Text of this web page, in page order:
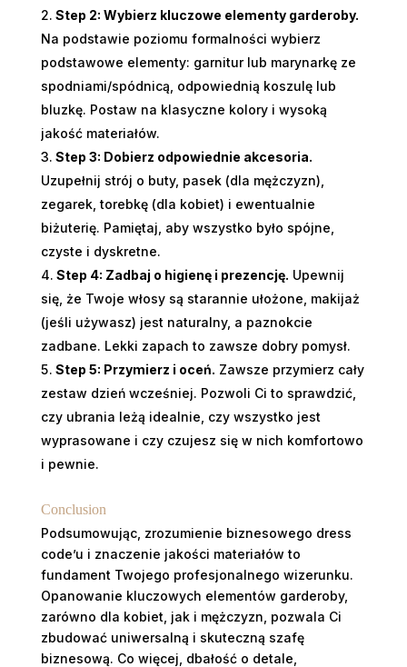
Step 2: Wybierz kluczowe elementy garderoby.
Na podstawie poziomu formalności wybierz
podstawowe elementy: garnitur lub marynarkę ze
spodniami/spódnicą, odpowiednią koszulę lub
bluzkę. Postaw na klasyczne kolory i wysoką
jakość materiałów.
Step 3: Dobierz odpowiednie akcesoria.
Uzupełnij strój o buty, pasek (dla mężczyzn),
zegarek, torebkę (dla kobiet) i ewentualnie
biżuterię. Pamiętaj, aby wszystko było spójne,
czyste i dyskretne.
Step 4: Zadbaj o higienę i prezencję. Upewnij
się, że Twoje włosy są starannie ułożone, makijaż
(jeśli używasz) jest naturalny, a paznokcie
zadbane. Lekki zapach to zawsze dobry pomysł.
Step 5: Przymierz i oceń. Zawsze przymierz cały
zestaw dzień wcześniej. Pozwoli Ci to sprawdzić,
czy ubrania leżą idealnie, czy wszystko jest
wyprasowane i czy czujesz się w nich komfortowo
i pewnie.
Conclusion
Podsumowując, zrozumienie biznesowego dress
code’u i znaczenie jakości materiałów to
fundament Twojego profesjonalnego wizerunku.
Opanowanie kluczowych elementów garderoby,
zarówno dla kobiet, jak i mężczyzn, pozwala Ci
zbudować uniwersalną i skuteczną szafę
biznesową. Co więcej, dbałość o detale,